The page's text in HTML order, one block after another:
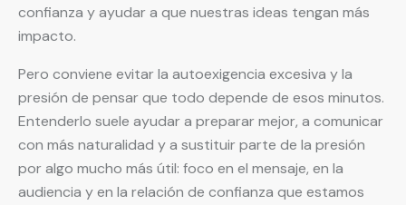
confianza y ayudar a que nuestras ideas tengan más
impacto.
Pero conviene evitar la autoexigencia excesiva y la
presión de pensar que todo depende de esos minutos.
Entenderlo suele ayudar a preparar mejor, a comunicar
con más naturalidad y a sustituir parte de la presión
por algo mucho más útil: foco en el mensaje, en la
audiencia y en la relación de confianza que estamos